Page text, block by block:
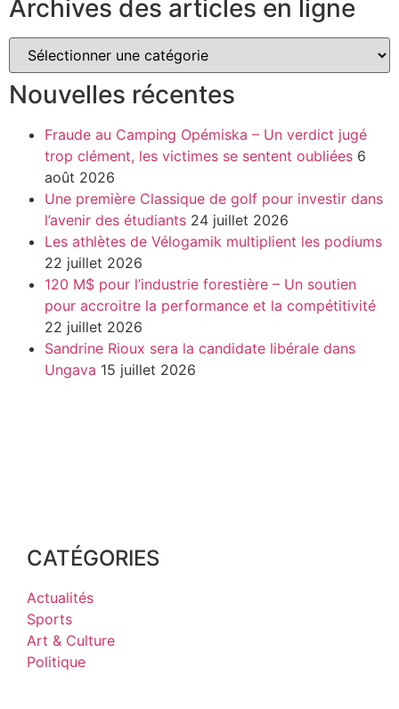
Archives des articles en ligne
Nouvelles récentes
Fraude au Camping Opémiska – Un verdict jugé
trop clément, les victimes se sentent oubliées 6
août 2026
Une première Classique de golf pour investir dans
l’avenir des étudiants 24 juillet 2026
Les athlètes de Vélogamik multiplient les podiums
22 juillet 2026
120 M$ pour l’industrie forestière – Un soutien
pour accroitre la performance et la compétitivité
22 juillet 2026
Sandrine Rioux sera la candidate libérale dans
Ungava 15 juillet 2026
CATÉGORIES
Actualités
Sports
Art & Culture
Politique